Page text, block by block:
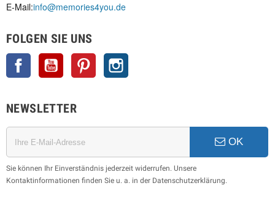
E-Mail:info@memories4you.de
FOLGEN SIE UNS
Facebook YouTube Pinterest
NEWSLETTER
OK
Sie können Ihr Einverständnis jederzeit widerrufen. Unsere
Kontaktinformationen finden Sie u. a. in der Datenschutzerklärung.